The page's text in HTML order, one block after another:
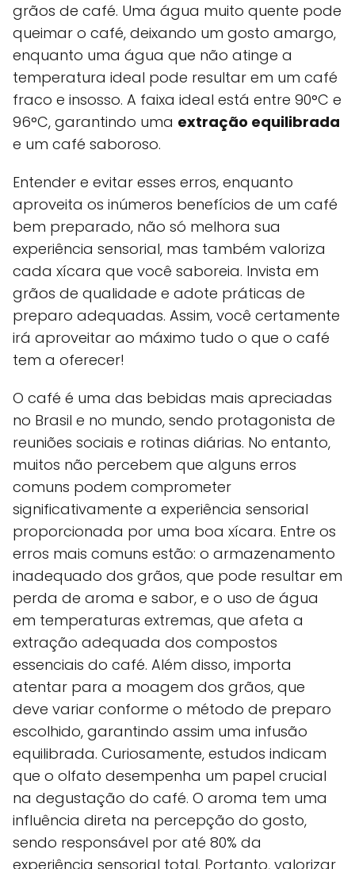
grãos de café. Uma água muito quente pode
queimar o café, deixando um gosto amargo,
enquanto uma água que não atinge a
temperatura ideal pode resultar em um café
fraco e insosso. A faixa ideal está entre 90°C e
96°C, garantindo uma extração equilibrada
e um café saboroso.
Entender e evitar esses erros, enquanto
aproveita os inúmeros benefícios de um café
bem preparado, não só melhora sua
experiência sensorial, mas também valoriza
cada xícara que você saboreia. Invista em
grãos de qualidade e adote práticas de
preparo adequadas. Assim, você certamente
irá aproveitar ao máximo tudo o que o café
tem a oferecer!
O café é uma das bebidas mais apreciadas
no Brasil e no mundo, sendo protagonista de
reuniões sociais e rotinas diárias. No entanto,
muitos não percebem que alguns erros
comuns podem comprometer
significativamente a experiência sensorial
proporcionada por uma boa xícara. Entre os
erros mais comuns estão: o armazenamento
inadequado dos grãos, que pode resultar em
perda de aroma e sabor, e o uso de água
em temperaturas extremas, que afeta a
extração adequada dos compostos
essenciais do café. Além disso, importa
atentar para a moagem dos grãos, que
deve variar conforme o método de preparo
escolhido, garantindo assim uma infusão
equilibrada. Curiosamente, estudos indicam
que o olfato desempenha um papel crucial
na degustação do café. O aroma tem uma
influência direta na percepção do gosto,
sendo responsável por até 80% da
experiência sensorial total. Portanto, valorizar